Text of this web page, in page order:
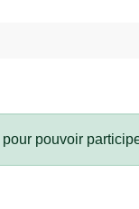
pour pouvoir